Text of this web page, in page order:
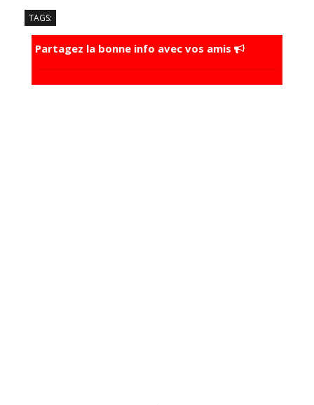
TAGS:
Partagez la bonne info avec vos amis